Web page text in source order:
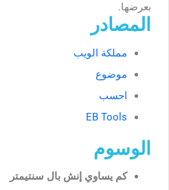
بعرضها.
المصادر
مملكة الويب
موضوع
احسب
EB Tools
الوسوم
كم يساوي إنش بال سنتيمتر